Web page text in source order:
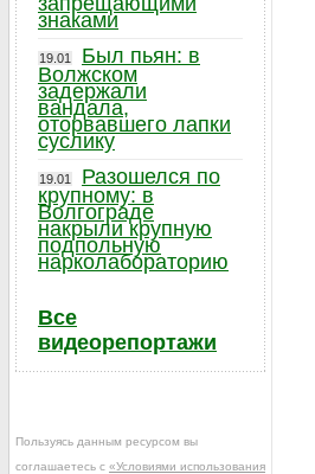
знаками
19.01
Был пьян: в
Волжском
задержали
вандала,
оторвавшего лапки
суслику
19.01
Разошелся по
крупному: в
Волгограде
накрыли крупную
подпольную
нарколабораторию
Все
видеорепортажи
Пользуясь данным ресурсом вы
соглашаетесь с «Условиями использования